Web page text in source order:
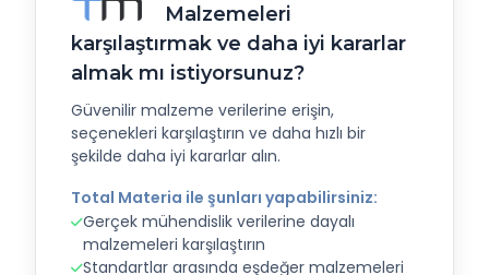
Malzemeleri
karşılaştırmak ve daha iyi kararlar
almak mı istiyorsunuz?
Güvenilir malzeme verilerine erişin,
seçenekleri karşılaştırın ve daha hızlı bir
şekilde daha iyi kararlar alın.
Total Materia ile şunları yapabilirsiniz:
Gerçek mühendislik verilerine dayalı
malzemeleri karşılaştırın
Standartlar arasında eşdeğer malzemeleri